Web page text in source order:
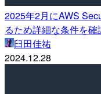
2025年2月にAWS
るため詳細な条件を確
臼田佳祐
2024.12.28